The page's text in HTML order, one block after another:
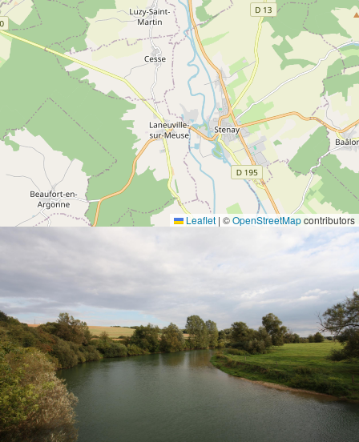
Leaflet | ©OpenStreetMapcontributors